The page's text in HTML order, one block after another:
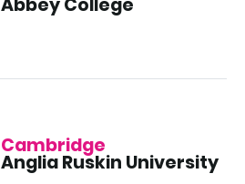
Cambridge
Anglia Ruskin University